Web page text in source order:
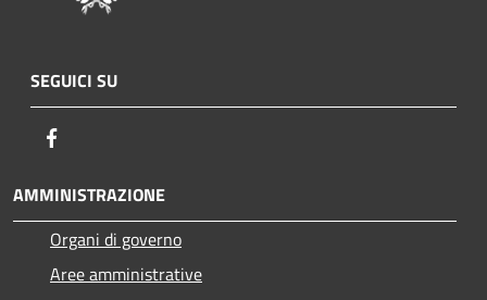
SEGUICI SU
AMMINISTRAZIONE
Organi di governo
Aree amministrative